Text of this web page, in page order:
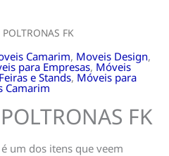
FK
Camarim, Moveis Design,
para Empresas, Móveis
e Stands, Móveis para
Camarim
FK
é um dos itens que veem